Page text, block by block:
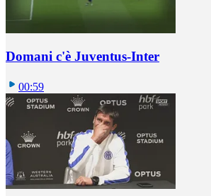
Domani c'è Juventus-Inter
00:59